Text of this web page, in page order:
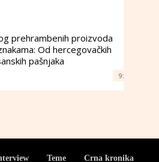
prehrambenih proizvoda
Od hercegovačkih
pašnjaka
9:
Teme Crna kronika